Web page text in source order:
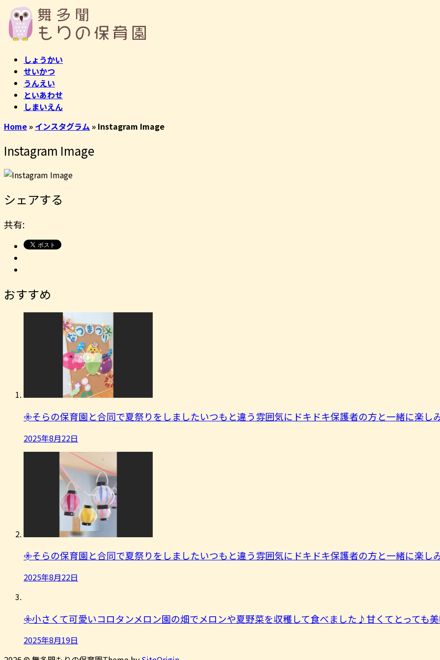
ン
テ
ー
ム
しょうかい
せいかつ
うんえい
といあわせ
しまいえん
Home» インスタグラム » Instagram Image
Instagram Image
シェアする
共有:
おすすめ
𖧷そらの保育園と合同で夏祭りをしましたいつもと違う雰囲気にドキドキ保護者の方と一緒に楽し
2025年8月22日
𖧷そらの保育園と合同で夏祭りをしましたいつもと違う雰囲気にドキドキ保護者の方と一緒に楽し
2025年8月22日
𖧷小さくて可愛いコロタンメロン園の畑でメロンや夏野菜を収穫して食べました♪甘くてとっても
2025年8月19日